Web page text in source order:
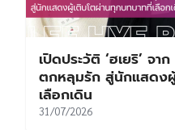
เปิดประวัติ ‘ฮเยริ’ จ
ตกหลุมรัก สู่นักแสดง
เลือกเดิน
31/07/2026